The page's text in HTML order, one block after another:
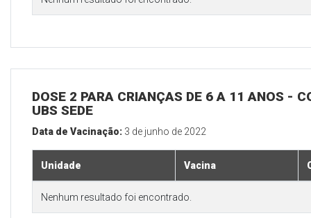
DOSE 2 PARA CRIANÇAS DE 6 A 11 ANOS -
UBS SEDE
Data de Vacinação: 3 de junho de 2022
Unidade Vacina
Nenhum resultado foi encontrado.